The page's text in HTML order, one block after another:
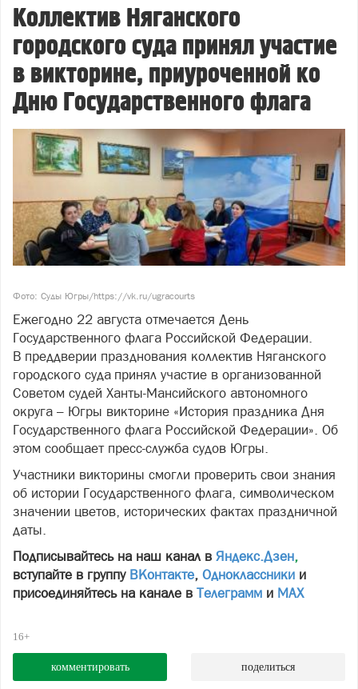
Коллектив Няганского
городского суда принял участие
в викторине, приуроченной ко
Дню Государственного флага
Фото: Суды Югры/https://vk.ru/ugracourts
Ежегодно 22 августа отмечается День
Государственного флага Российской Федерации.
В преддверии празднования коллектив Няганского
городского суда принял участие в организованной
Советом судей Ханты-Мансийского автономного
округа – Югры викторине «История праздника Дня
Государственного флага Российской Федерации». Об
этом сообщает пресс-служба судов Югры.
Участники викторины смогли проверить свои знания
об истории Государственного флага, символическом
значении цветов, исторических фактах праздничной
даты.
Подписывайтесь на наш канал в Яндекс.Дзен,
вступайте в группу ВКонтакте, Одноклассники и
присоединяйтесь на канале в Телеграмм и МАХ
16+
комментировать поделиться